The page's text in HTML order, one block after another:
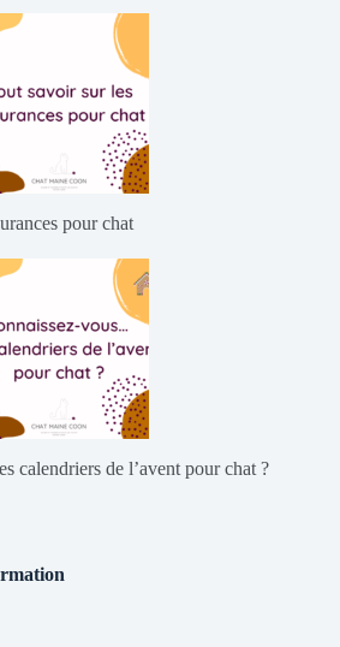
pour chat
calendriers de l’avent pour chat ?